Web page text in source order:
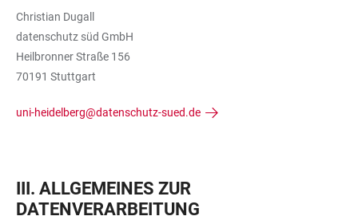
Christian Dugall
datenschutz süd GmbH
Heilbronner Straße 156
70191 Stuttgart
uni-heidelberg@datenschutz-sued.de
III. ALLGEMEINES ZUR
DATENVERARBEITUNG